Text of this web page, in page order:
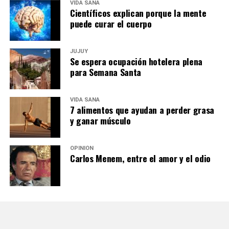
VIDA SANA
Científicos explican porque la mente
puede curar el cuerpo
JUJUY
Se espera ocupación hotelera plena
para Semana Santa
VIDA SANA
7 alimentos que ayudan a perder grasa
y ganar músculo
OPINIÓN
Carlos Menem, entre el amor y el odio